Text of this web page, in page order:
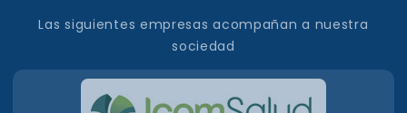
Las siguientes empresas acompañan a nuestra
sociedad